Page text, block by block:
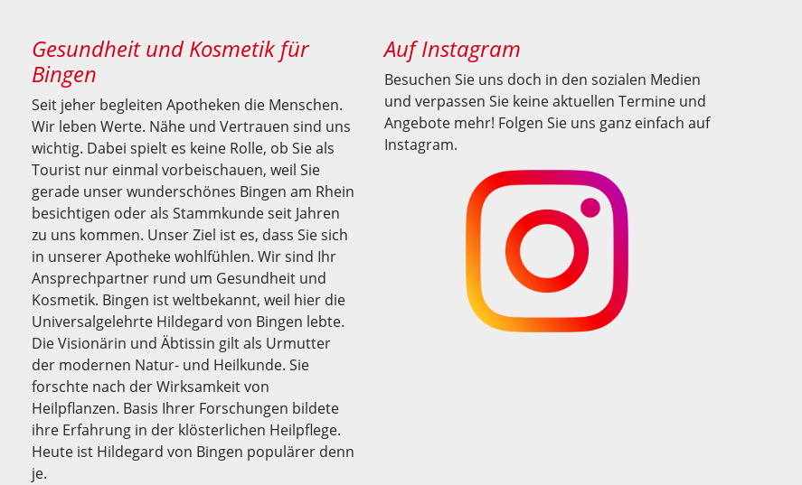
Gesundheit und Kosmetik für
Bingen
Seit jeher begleiten Apotheken die Menschen.
Wir leben Werte. Nähe und Vertrauen sind uns
wichtig. Dabei spielt es keine Rolle, ob Sie als
Tourist nur einmal vorbeischauen, weil Sie
gerade unser wunderschönes Bingen am Rhein
besichtigen oder als Stammkunde seit Jahren
zu uns kommen. Unser Ziel ist es, dass Sie sich
in unserer Apotheke wohlfühlen. Wir sind Ihr
Ansprechpartner rund um Gesundheit und
Kosmetik. Bingen ist weltbekannt, weil hier die
Universalgelehrte Hildegard von Bingen lebte.
Die Visionärin und Äbtissin gilt als Urmutter
der modernen Natur- und Heilkunde. Sie
forschte nach der Wirksamkeit von
Heilpflanzen. Basis Ihrer Forschungen bildete
ihre Erfahrung in der klösterlichen Heilpflege.
Heute ist Hildegard von Bingen populärer denn
je.
Auf Instagram
Besuchen Sie uns doch in den sozialen Medien
und verpassen Sie keine aktuellen Termine und
Angebote mehr! Folgen Sie uns ganz einfach auf
Instagram.